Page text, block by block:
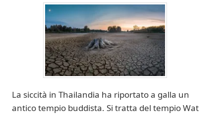
La siccità in Thailandia ha riportato a galla un
antico tempio buddista. Si tratta del tempio Wat